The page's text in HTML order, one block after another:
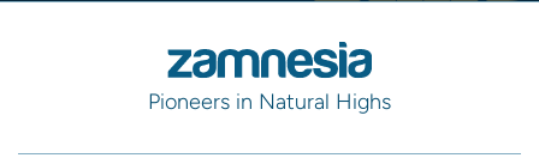
Pioneers in Natural Highs